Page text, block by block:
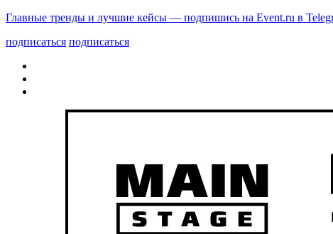
Главные тренды и лучшие кейсы — подпишись на Event.ru в
подписаться подписаться